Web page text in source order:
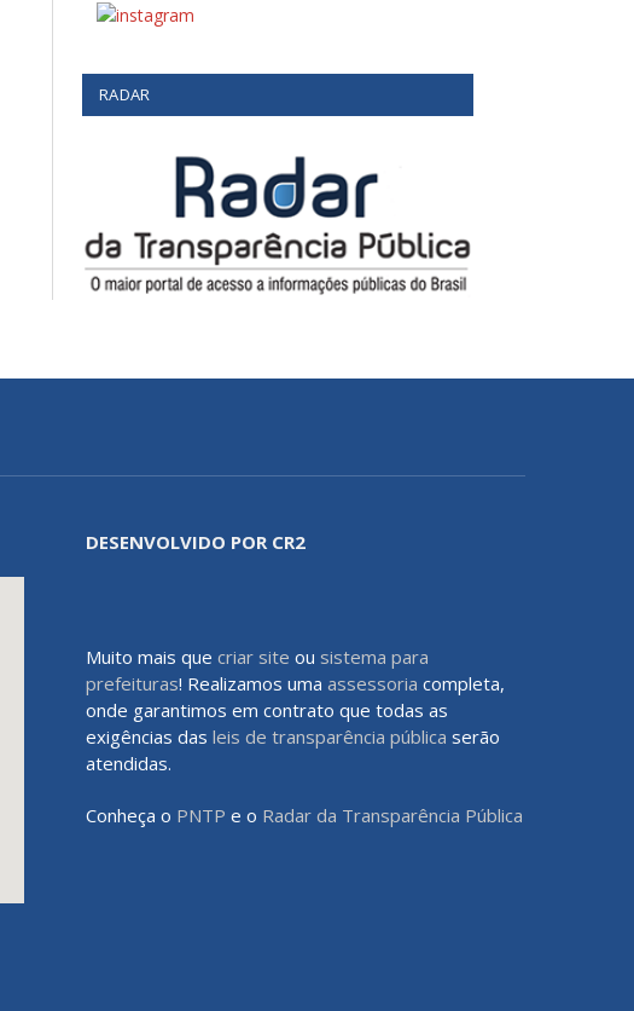
RADAR
DESENVOLVIDO POR CR2
Muito mais que criar site ou sistema para
prefeituras! Realizamos uma assessoria completa,
onde garantimos em contrato que todas as
exigências das leis de transparência pública serão
atendidas.
Conheça o PNTP e o Radar da Transparência Pública